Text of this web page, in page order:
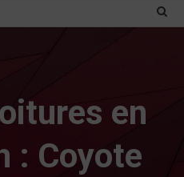
en
: Coyote